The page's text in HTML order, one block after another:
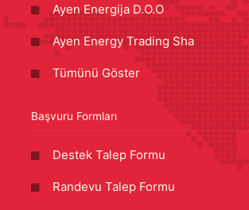
Ayen Energija D.O.O
Ayen Energy Trading Sha
Tümünü Göster
Başvuru Formları
Destek Talep Formu
Randevu Talep Formu